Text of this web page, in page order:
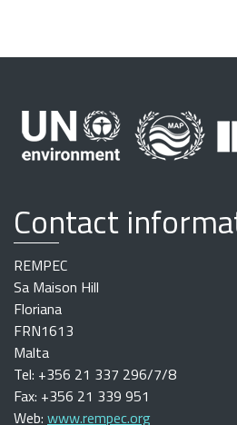
Contact
REMPEC
Sa Maison Hill
Floriana
FRN1613
Malta
Tel: +356 21 337 296/7/8
Fax: +356 21 339 951
Web: www.rempec.org